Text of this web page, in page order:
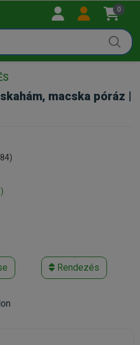
0
macska póráz |
Rendezés